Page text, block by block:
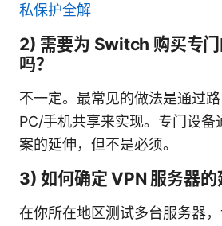
私保护全解
2) 需要为 Switch 购买专
吗？
不一定。最常见的做法是通过
PC/手机共享来实现。专门设备
案的延伸，但不是必须。
3) 如何确定 VPN 服务器的
在你所在地区测试多台服务器